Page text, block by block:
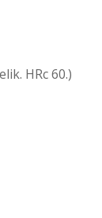
HRc 60.)